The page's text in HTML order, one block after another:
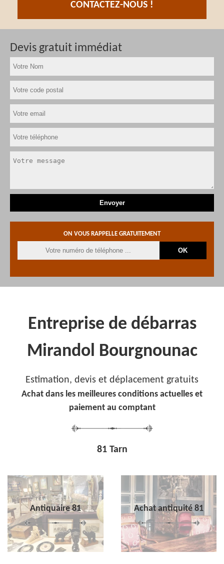
CONTACTEZ-NOUS !
Devis gratuit immédiat
ON VOUS RAPPELLE GRATUITEMENT
Entreprise de débarras
Mirandol Bourgnounac
Estimation, devis et déplacement gratuits
Achat dans les meilleures conditions actuelles et
paiement au comptant
81 Tarn
Antiquaire 81 Achat antiquité 81